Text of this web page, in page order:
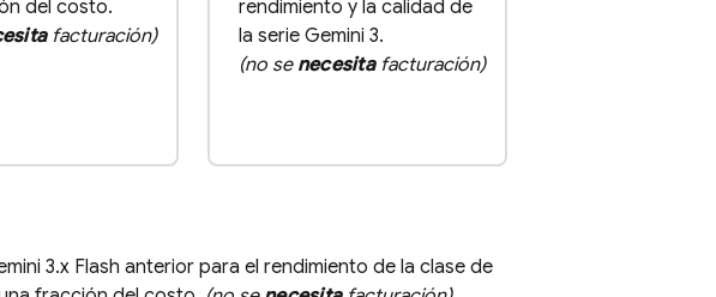
del costo.
facturación)
rendimiento y la calidad de
la serie Gemini 3.
(no se necesitafacturación)
3.x Flash anterior para el rendimiento de la clase de